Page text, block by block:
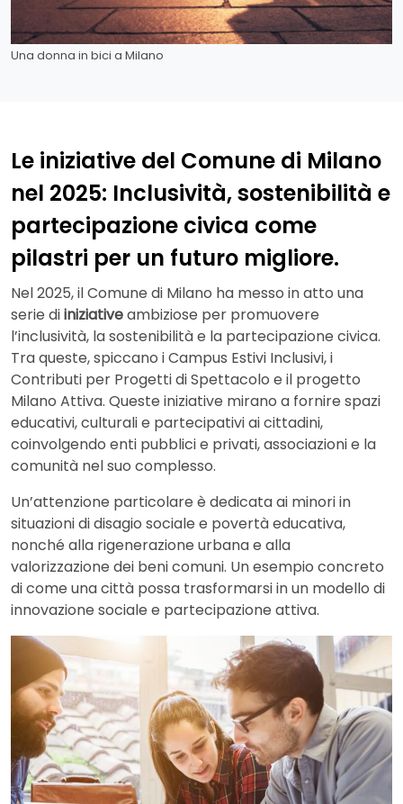
Una donna in bici a Milano
Le iniziative del Comune di Milano
nel 2025: Inclusività, sostenibilità e
partecipazione civica come
pilastri per un futuro migliore.
Nel 2025, il Comune di Milano ha messo in atto una
serie diiniziativeambiziose per promuovere
l’inclusività, la sostenibilità e la partecipazione civica.
Tra queste, spiccano i Campus Estivi Inclusivi, i
Contributi per Progetti di Spettacolo e il progetto
Milano Attiva. Queste iniziative mirano a fornire spazi
educativi, culturali e partecipativi ai cittadini,
coinvolgendo enti pubblici e privati, associazioni e la
comunità nel suo complesso.
Un’attenzione particolare è dedicata ai minori in
situazioni di disagio sociale e povertà educativa,
nonché alla rigenerazione urbana e alla
valorizzazione dei beni comuni. Un esempio concreto
di come una città possa trasformarsi in un modello di
innovazione sociale e partecipazione attiva.